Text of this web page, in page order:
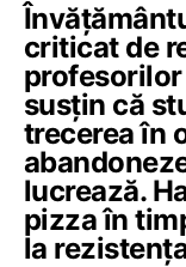
criticat de
profesorilor
susțin că
trecerea în
lucrează.
pizza în
la